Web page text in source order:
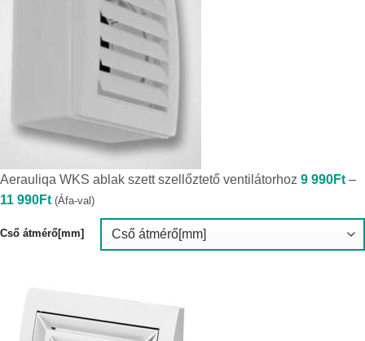
Aerauliqa WKS ablak szett szellőztető ventilátorhoz 9 990Ft –
11 990FtÁrtartomány:
9
-
(Áfa-val)
Cső átmérő[mm]